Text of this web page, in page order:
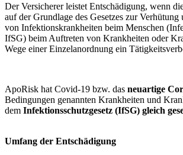
Der Versicherer leistet Entschädigung, wenn
auf der Grundlage des Gesetzes zur
von Infektionskrankheiten beim Menschen
IfSG) beim Auftreten von Krankheiten oder
Wege einer Einzelanordnung ein
ApoRisk hat Covid-19 bzw. das neuartige
Bedingungen genannten Krankheiten und
dem Infektionsschutzgesetz (IfSG) gleich
Umfang der Entschädigung